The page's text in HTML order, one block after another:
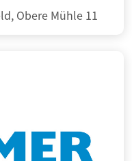
Obere Mühle 11